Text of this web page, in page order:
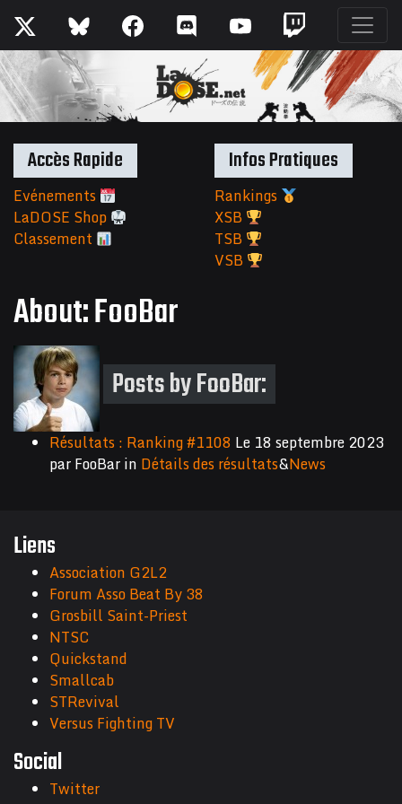
About: FooBar
Posts by FooBar:
Résultats : Ranking #1108 Le 18 septembre 2023
parFooBarin Détails des résultats&News
Accès Rapide
Evénements
LaDOSE Shop
Classement
Infos Pratiques
Rankings
XSB
TSB
VSB
Liens
Association G2L2
Forum Asso Beat By 38
Grosbill Saint-Priest
NTSC
Quickstand
Smallcab
STRevival
Versus Fighting TV
Social
Twitter